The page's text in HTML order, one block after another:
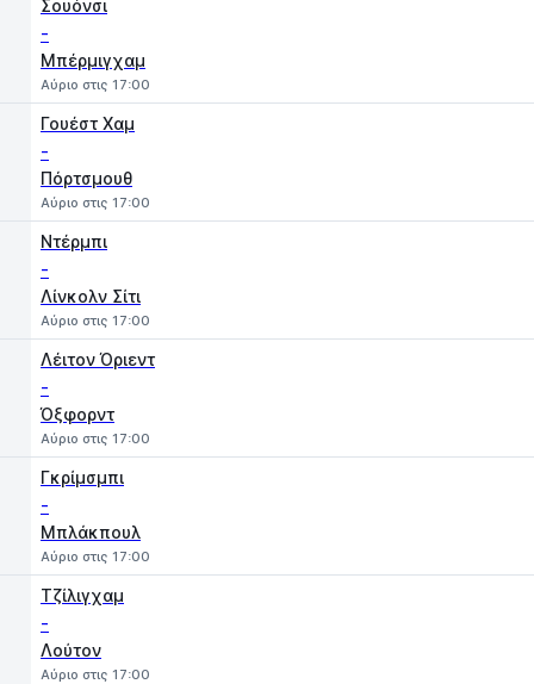
Σουόνσι
-
Μπέρμιγχαμ
Αύριο στις 17:00
Γουέστ Χαμ
-
Πόρτσμουθ
Αύριο στις 17:00
Ντέρμπι
-
Λίνκολν Σίτι
Αύριο στις 17:00
Λέιτον Όριεντ
-
Όξφορντ
Αύριο στις 17:00
Γκρίμσμπι
-
Μπλάκπουλ
Αύριο στις 17:00
Τζίλιγχαμ
-
Λούτον
Αύριο στις 17:00